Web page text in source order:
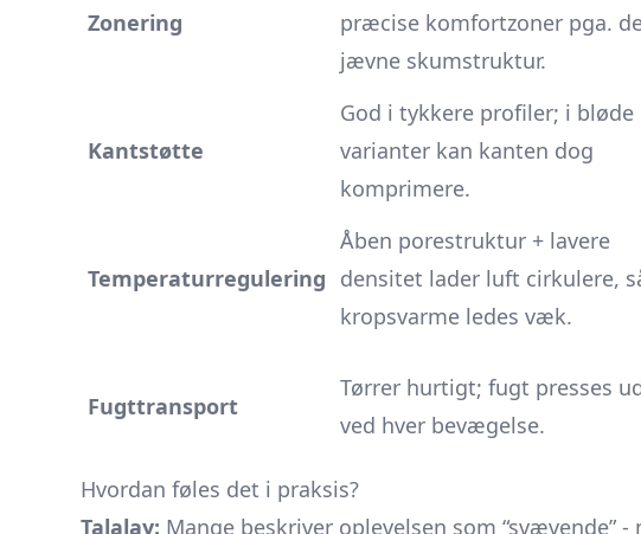
Zonering
præcise komfortzoner pga.
jævne skumstruktur.
Kantstøtte
God i tykkere profiler; i bløde
varianter kan kanten dog
komprimere.
Temperaturregulering
Åben pore­struktur + lavere
densitet lader luft cirkulere,
kropsvarme ledes væk.
Fugttransport
Tørrer hurtigt; fugt presses
ved hver bevægelse.
Hvordan føles det i praksis?
Talalay: Mange beskriver oplevelsen som “svævende”